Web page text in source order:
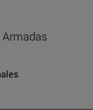
Armadas